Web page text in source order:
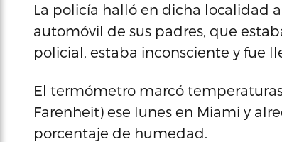
La policía halló en dicha localidad
automóvil de sus padres, que
policial, estaba inconsciente y fue
El termómetro marcó
Farenheit) ese lunes en Miami y
porcentaje de humedad.